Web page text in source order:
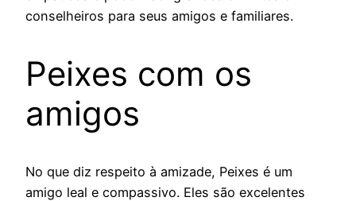
conselheiros para seus amigos e familiares.
Peixes com os
amigos
No que diz respeito à amizade, Peixes é um
amigo leal e compassivo. Eles são excelentes